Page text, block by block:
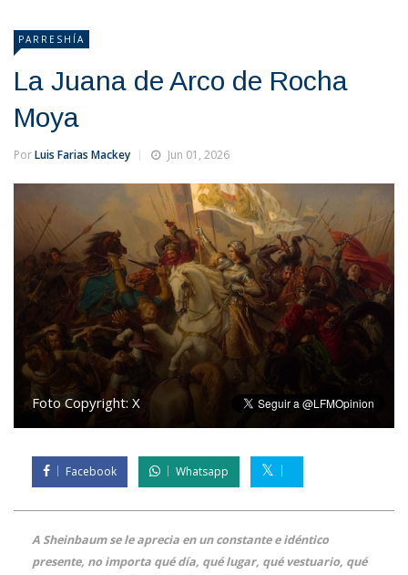
PARRESHÍA
La Juana de Arco de Rocha
Moya
PorLuis Farias Mackey Jun 01, 2026
Foto Copyright: X
Facebook Whatsapp
A Sheinbaum se le aprecia en un constante e idéntico
presente, no importa qué día, qué lugar, qué vestuario, qué